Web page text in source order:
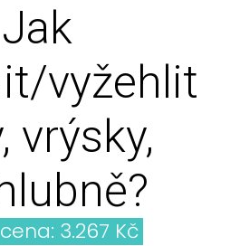
Jak
vyžehlit
vrýsky,
3.267 Kč